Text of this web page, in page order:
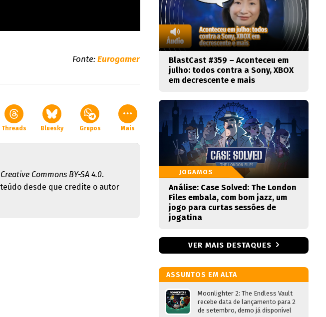
Fonte:Eurogamer
Threads Bluesky Grupos Mais
Creative Commons BY-SA 4.0.
desde que credite o autor
BlastCast #359 – Aconteceu em
julho: todos contra a Sony, XBOX
em decrescente e mais
JOGAMOS
Análise: Case Solved: The London
Files embala, com bom jazz, um
jogo para curtas sessões de
jogatina
VER MAIS DESTAQUES
ASSUNTOS EM ALTA
Moonlighter 2: The Endless Vault
recebe data de lançamento para 2
de setembro, demo já disponível